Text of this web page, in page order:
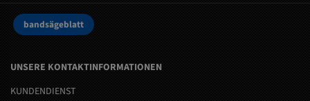
bandsägeblatt
UNSERE KONTAKTINFORMATIONEN
KUNDENDIENST